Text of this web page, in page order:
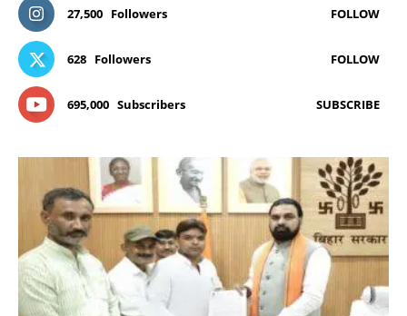
27,500 Followers FOLLOW
628 Followers FOLLOW
695,000 Subscribers SUBSCRIBE